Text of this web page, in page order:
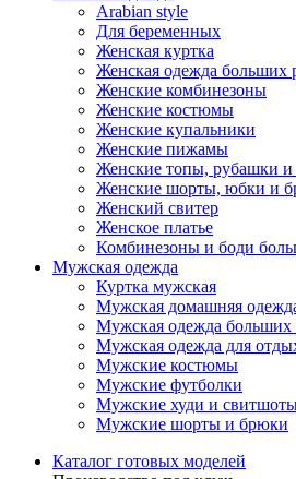
Arabian style
Для беременных
Женская куртка
Женская одежда больших
Женские комбинезоны
Женские костюмы
Женские купальники
Женские пижамы
Женские топы, рубашки и
Женские шорты, юбки и
Женский свитер
Женское платье
Комбинезоны и боди
Мужская одежда
Куртка мужская
Мужская домашняя
Мужская одежда больших
Мужская одежда для
Мужские костюмы
Мужские футболки
Мужские худи и
Мужские шорты и брюки
Каталог готовых моделей